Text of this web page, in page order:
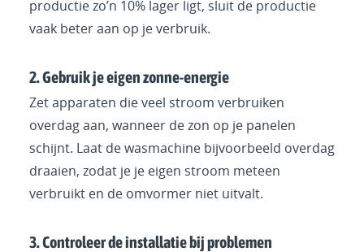
productie zo’n 10% lager ligt, sluit de productie
vaak beter aan op je verbruik.
2. Gebruik je eigen zonne-energie
Zet apparaten die veel stroom verbruiken
overdag aan, wanneer de zon op je panelen
schijnt. Laat de wasmachine bijvoorbeeld overdag
draaien, zodat je je eigen stroom meteen
verbruikt en de omvormer niet uitvalt.
3. Controleer de installatie bij problemen